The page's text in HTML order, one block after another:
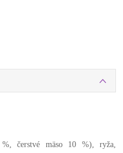
%, čerstvé mäso 10 %), ryža,